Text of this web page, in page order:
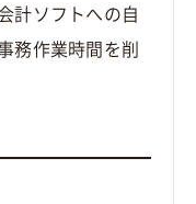
計ソフトへの自
務作業時間を削